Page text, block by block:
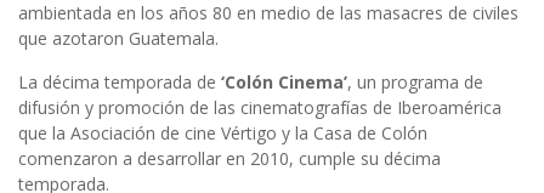
ambientada en los años 80 en medio de las masacres de civiles
que azotaron Guatemala.
La décima temporada de ‘Colón Cinema’, un programa de
difusión y promoción de las cinematografías de Iberoamérica
que la Asociación de cine Vértigo y la Casa de Colón
comenzaron a desarrollar en 2010, cumple su décima
temporada.